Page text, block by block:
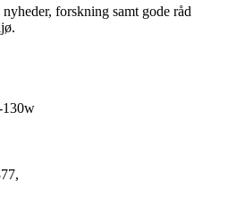
forskning samt gode råd